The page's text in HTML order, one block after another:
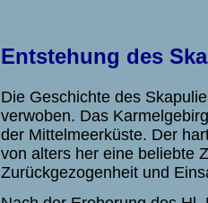
Entstehung des
Die Geschichte des
verwoben. Das
der Mittelmeerküste. Der
von alters her eine beliebte
Zurückgezogenheit und